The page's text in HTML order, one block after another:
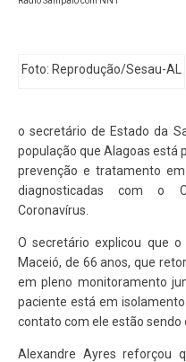
Foto: Reprodução/Sesau-AL
o secretário de Estado da
população que Alagoas está
prevenção e tratamento
diagnosticadas com o
Coronavírus.
O secretário explicou que o
Maceió, de 66 anos, que
em pleno monitoramento
paciente está em
contato com ele estão sendo
Alexandre Ayres reforçou